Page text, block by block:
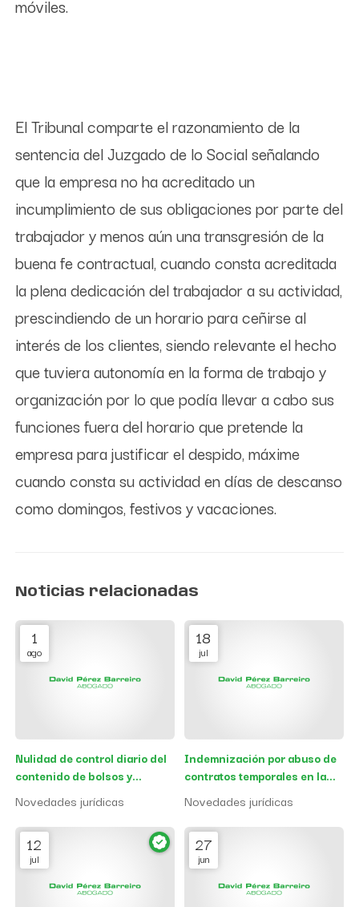
móviles.
El Tribunal comparte el razonamiento de la
sentencia del Juzgado de lo Social señalando
que la empresa no ha acreditado un
incumplimiento de sus obligaciones por parte del
trabajador y menos aún una transgresión de la
buena fe contractual, cuando consta acreditada
la plena dedicación del trabajador a su actividad,
prescindiendo de un horario para ceñirse al
interés de los clientes, siendo relevante el hecho
que tuviera autonomía en la forma de trabajo y
organización por lo que podía llevar a cabo sus
funciones fuera del horario que pretende la
empresa para justificar el despido, máxime
cuando consta su actividad en días de descanso
como domingos, festivos y vacaciones.
Noticias relacionadas
1
ago
Nulidad de control diario del
contenido de bolsos y
Novedades jurídicas
18
jul
Indemnización por abuso de
contratos temporales en la
Novedades jurídicas
12
jul
27
jun